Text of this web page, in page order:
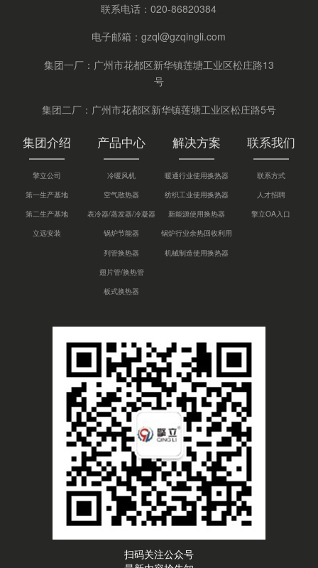
联系电话：020-86820384
电子邮箱：gzql@gzqingli.com
集团一厂：广州市花都区新华镇莲塘工业区松庄路13
号
集团二厂：广州市花都区新华镇莲塘工业区松庄路5号
集团介绍
擎立公司
第一生产基地
第二生产基地
立远安装
产品中心
冷暖风机
空气散热器
表冷器/蒸发器/冷凝器
锅炉节能器
列管换热器
翅片管/换热管
板式换热器
解决方案
暖通行业使用换热器
纺织工业使用换热器
新能源使用换热器
锅炉行业余热回收利用
机械制造使用换热器
联系我们
联系方式
人才招聘
擎立OA入口
扫码关注公众号